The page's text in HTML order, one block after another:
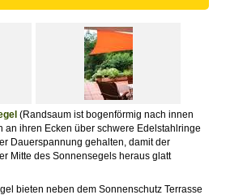
(Randsaum ist bogenförmig nach innen
an ihren Ecken über schwere Edelstahlringe
Dauerspannung gehalten, damit der
Mitte des Sonnensegels heraus glatt
bieten neben dem Sonnenschutz Terrasse